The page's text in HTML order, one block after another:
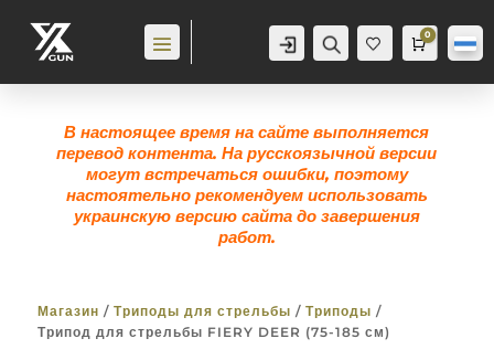
Аккаунт Поиск
Же
лан
Корзина
0
0,0грн
В настоящее время на сайте выполняется
перевод контента. На русскоязычной версии
могут встречаться ошибки, поэтому
настоятельно рекомендуем использовать
украинскую версию сайта до завершения
работ.
Магазин / Триподы для стрельбы / Триподы /
Трипод для стрельбы FIERY DEER (75-185 см)